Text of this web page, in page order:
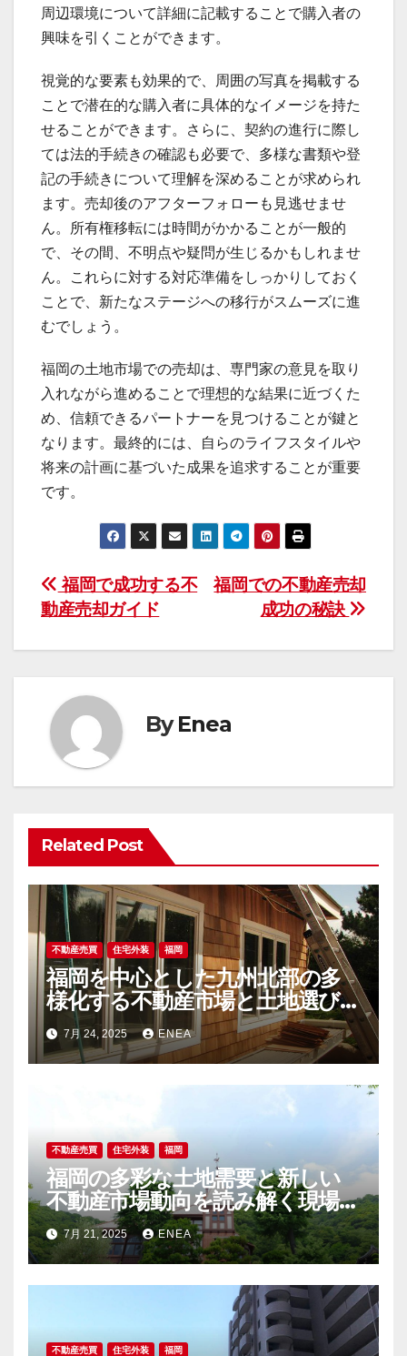
周辺環境について詳細に記載することで購入者の
興味を引くことができます。
視覚的な要素も効果的で、周囲の写真を掲載する
ことで潜在的な購入者に具体的なイメージを持た
せることができます。さらに、契約の進行に際し
ては法的手続きの確認も必要で、多様な書類や登
記の手続きについて理解を深めることが求められ
ます。売却後のアフターフォローも見逃せませ
ん。所有権移転には時間がかかることが一般的
で、その間、不明点や疑問が生じるかもしれませ
ん。これらに対する対応準備をしっかりしておく
ことで、新たなステージへの移行がスムーズに進
むでしょう。
福岡の土地市場での売却は、専門家の意見を取り
入れながら進めることで理想的な結果に近づくた
め、信頼できるパートナーを見つけることが鍵と
なります。最終的には、自らのライフスタイルや
将来の計画に基づいた成果を追求することが重要
です。
投
稿
ビ
ゲ
ー
ョ
ン
福岡での不動産売却
成功の秘訣
福岡で成功する不
動産売却ガイド
ByEnea
Related Post
不動産売買 住宅外装 福岡
福岡を中心とした九州北部の多
様化する不動産市場と土地選び
の新潮流
7月 24, 2025 ENEA
不動産売買 住宅外装 福岡
福岡の多彩な土地需要と新しい
不動産市場動向を読み解く現場最
前線
7月 21, 2025 ENEA
不動産売買 住宅外装 福岡